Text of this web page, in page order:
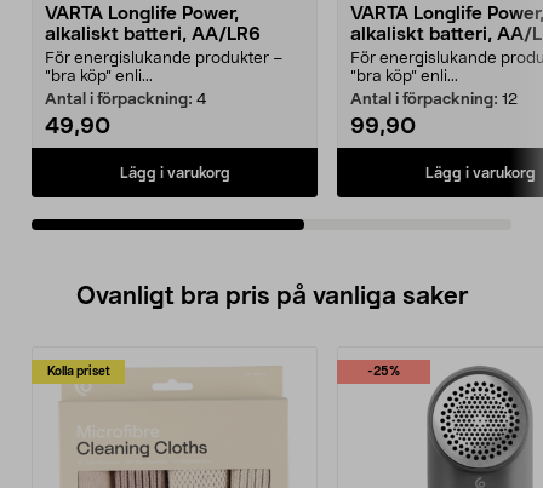
VARTA Longlife Power,
alkaliskt batteri, AA/LR6
För energislukande produkter –
”bra köp” enli...
Antal i förpackning: 4
49,90
Lägg i varukorg
VARTA Longlife Power,
alkaliskt batteri, AA/
För energislukande
”bra köp” enli...
Antal i förpackning: 12
99,90
Lägg i varukorg
Ovanligt bra pris på vanliga saker
Kolla priset -25%